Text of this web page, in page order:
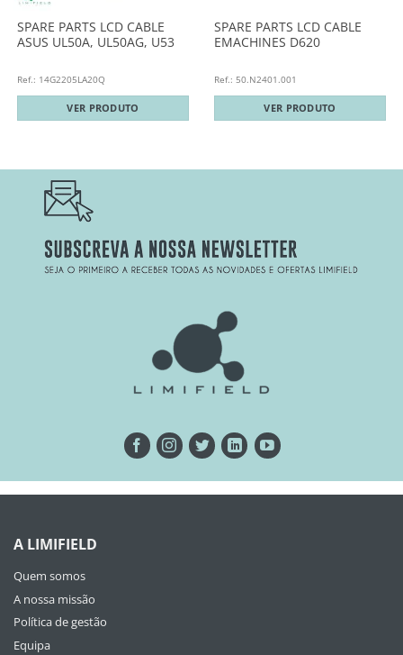
SPARE PARTS LCD CABLE
ASUS UL50A, UL50AG, U53
Ref.: 14G2205LA20Q
VER PRODUTO
SPARE PARTS LCD CABLE
EMACHINES D620
Ref.: 50.N2401.001
VER PRODUTO
A LIMIFIELD
Quem somos
A nossa missão
Política de gestão
Equipa